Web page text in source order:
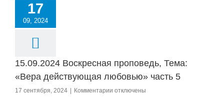
17
09, 2024
15.09.2024 Воскресная проповедь, Тема:
«Вера действующая любовью» часть 5
17 сентября, 2024 Комментарии котключены